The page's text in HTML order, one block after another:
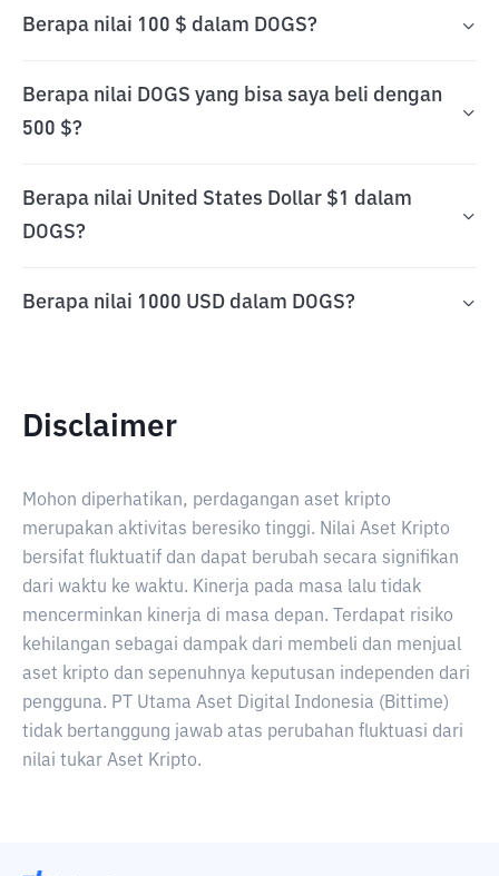
Berapa nilai 100 $ dalam DOGS?
Berapa nilai DOGS yang bisa saya beli dengan
500 $?
Berapa nilai United States Dollar $1 dalam
DOGS?
Berapa nilai 1000 USD dalam DOGS?
Disclaimer
Mohon diperhatikan, perdagangan aset kripto
merupakan aktivitas beresiko tinggi. Nilai Aset Kripto
bersifat fluktuatif dan dapat berubah secara signifikan
dari waktu ke waktu. Kinerja pada masa lalu tidak
mencerminkan kinerja di masa depan. Terdapat risiko
kehilangan sebagai dampak dari membeli dan menjual
aset kripto dan sepenuhnya keputusan independen dari
pengguna. PT Utama Aset Digital Indonesia (Bittime)
tidak bertanggung jawab atas perubahan fluktuasi dari
nilai tukar Aset Kripto.